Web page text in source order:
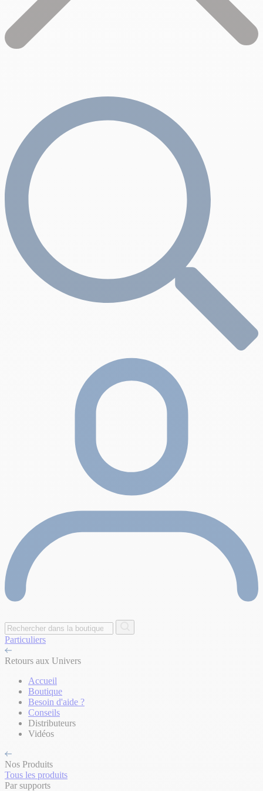
Particuliers
Retours aux Univers
Accueil
Boutique
Besoin d'aide ?
Conseils
Distributeurs
Vidéos
Nos Produits
Tous les produits
Par supports